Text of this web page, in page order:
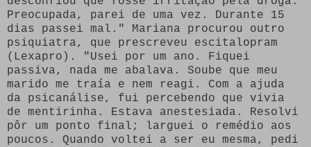
Preocupada, parei de uma vez. Durante 15
dias passei mal." Mariana procurou outro
psiquiatra, que prescreveu escitalopram
(Lexapro). "Usei por um ano. Fiquei
passiva, nada me abalava. Soube que meu
marido me traía e nem reagi. Com a ajuda
da psicanálise, fui percebendo que vivia
de mentirinha. Estava anestesiada. Resolvi
pôr um ponto final; larguei o remédio aos
poucos. Quando voltei a ser eu mesma, pedi